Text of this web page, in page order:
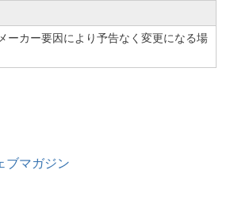
ーカー要因により予告なく変更になる場
ブマガジン